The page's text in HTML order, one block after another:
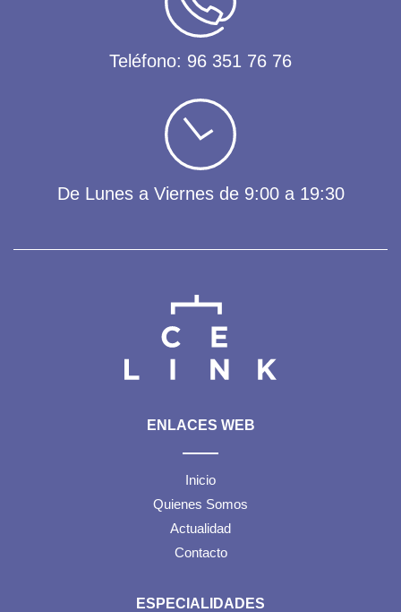
Teléfono: 96 351 76 76
De Lunes a Viernes de 9:00 a 19:30
ENLACES WEB
Inicio
Quienes Somos
Actualidad
Contacto
ESPECIALIDADES